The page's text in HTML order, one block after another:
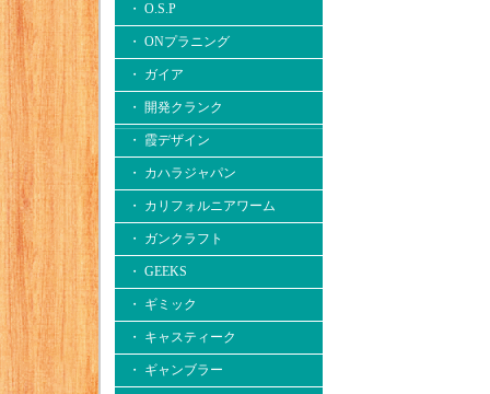
・ O.S.P
・ ONプラニング
・ ガイア
・ 開発クランク
・ 霞デザイン
・ カハラジャパン
・ カリフォルニアワーム
・ ガンクラフト
・ GEEKS
・ ギミック
・ キャスティーク
・ ギャンブラー